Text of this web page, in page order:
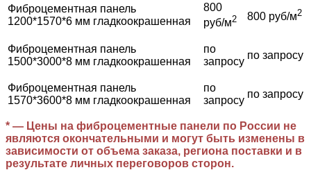
Фиброцементная панель
1200*1570*6 мм гладкоокрашенная
800
руб/м2 800 руб/м2
Фиброцементная панель
1500*3000*8 мм гладкоокрашенная
по
запросу
по запросу
Фиброцементная панель
1570*3600*8 мм гладкоокрашенная
по
запросу
по запросу
* — Цены на фиброцементные панели по России не
являются окончательными и могут быть изменены в
зависимости от объема заказа, региона поставки и в
результате личных переговоров сторон.